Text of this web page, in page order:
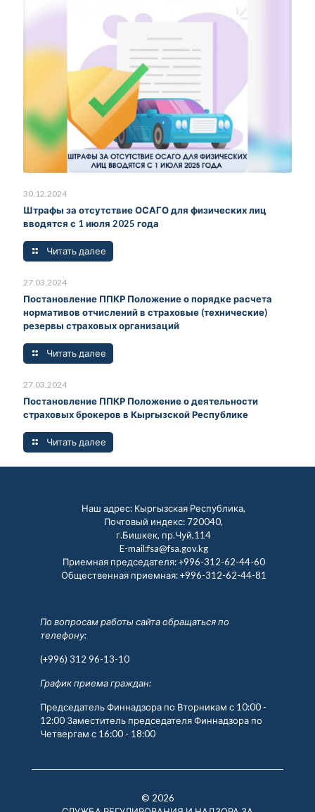
30.12.2024
Штрафы за отсутствие ОСАГО для физических лиц
вводятся с 1 июля 2025 года
Читать далее
27.03.2024
Постановление ППКР Положение о порядке расчета
нормативов отчислений в страховые (технические)
резервы страховых организаций
Читать далее
27.03.2024
Постановление ППКР Положение о деятельности
страховых брокеров в Кыргызской Республике
Читать далее
Наш адрес: Кыргызская Республика,
Почтовый индекс: 720040,
г.Бишкек, пр.Чуй,114
E-mail:fsa@fsa.gov.kg
Приемная председателя:+996-312-62-44-60
Общественная приемная:+996-312-62-44-81
По вопросам работы сайта обращаться по
телефону:
(+996) 312 96-13-10
График приема граждан:
Председатель Финнадзора по Вторникам с 10:00 -
12:00 Заместитель председателя Финнадзора по
Четвергам с 16:00 - 18:00
© 2026